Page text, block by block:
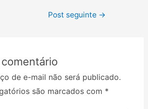
Post seguinte →
de e-mail não será publicado.
são marcados com *